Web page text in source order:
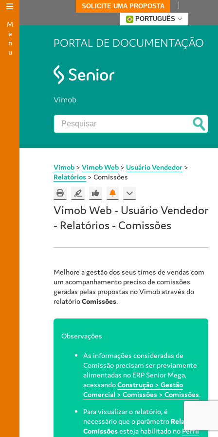
Menu
SOLICITE UMA PROPOSTA
PORTUGUÊS
PORTAL DE DOCUMENTAÇÃO
Vimob
Vimob > Vimob Web > Usuário Vendedor >
Relatórios > Comissões
Vimob Web - Usuário Vendedor
- Relatórios - Comissões
Melhore a gestão dos seus times de vendas com
um acompanhamento preciso de comissões
geradas pelas propostas no Vimob através do
relatórioComissões.
Observações
As informações consideradas de
Comissão precisam ser previamente
alimentadas no ERP Senior Mega,
acessandoConstrução > Gestão
Comercial > Comissões > Comissões.
Para visualizar o relatório, é
necessário que o parâmetro Relatório
Comissõesesteja habilitado no Perfil